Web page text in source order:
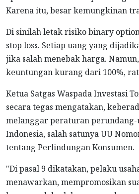
Karena itu, besar kemungkinan
Di sinilah letak risiko binary
stop loss. Setiap uang yang
jika salah menebak harga.
keuntungan kurang dari 100%,
Ketua Satgas Waspada Investasi
secara tegas mengatakan,
melanggar peraturan
Indonesia, salah satunya UU
tentang Perlindungan Konsumen.
"Di pasal 9 dikatakan, pelaku
menawarkan, mempromosikan